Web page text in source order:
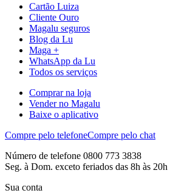
Cartão Luiza
Cliente Ouro
Magalu seguros
Blog da Lu
Maga +
WhatsApp da Lu
Todos os serviços
Comprar na loja
Vender no Magalu
Baixe o aplicativo
Compre pelo telefoneCompre pelo chat
Número de telefone 0800 773 3838
Seg. à Dom. exceto feriados das 8h às 20h
Sua conta